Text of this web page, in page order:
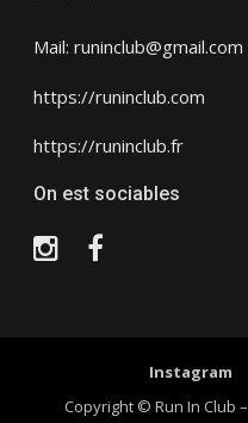
Mail: runinclub@gmail.com
https://runinclub.com
https://runinclub.fr
On est sociables
Instagram
Instagram
Copyright © Run In Club –